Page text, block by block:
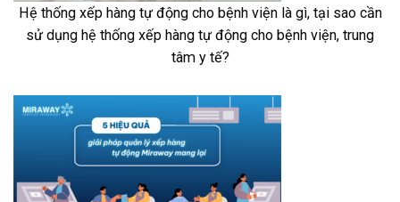
Hệ thống xếp hàng tự động cho bệnh viện là gì, tại sao cần
sử dụng hệ thống xếp hàng tự động cho bệnh viện, trung
tâm y tế?